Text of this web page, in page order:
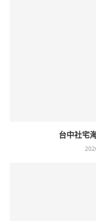
台中社宅